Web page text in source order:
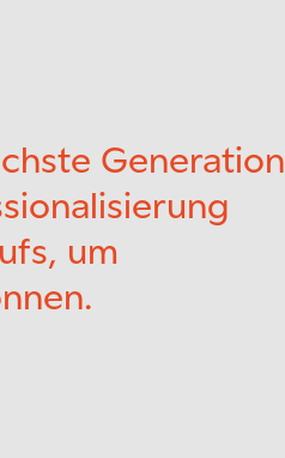
Generation
um